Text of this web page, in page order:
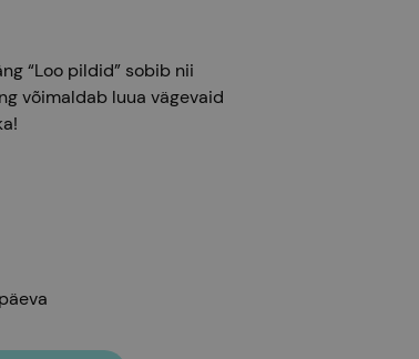
“Loo pildid” sobib nii
võimaldab luua vägevaid